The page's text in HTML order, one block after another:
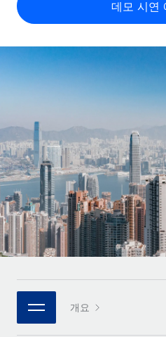
전 세계에서 규정을 준수하며
계약자 관리
전 세계 계약자의 온보딩 및 관리
인프라
Remote 통합
HR을 워크플로에 매끄럽게 통
플랫폼
팀을 위한 통합된 핵심 HR 기능
미국 모든 주 전역에서 채용 업
다른 업체들과 비교해보기
성장하는 기업을 위한 민첩한
중견기업
맞춤형 HR 솔루션으로 팀 확장
엔터프라이즈
대기업을 위한 글로벌 HR
전략적 기술 파트너
플랫폼에 글로벌 HR을 유연하
계약자 지급 계산기
REMOTE와 함께 배우기
리서치 및 가이드
사례 연구
HR 용어집
체크리스트 및 템플릿
웨비나
이벤트
English
Nederlands
Deutsch
Español
Italiano
Português (Portugal)
한국어
로그인
데모 시연
개요